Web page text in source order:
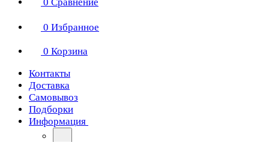
0 Избранное
0 Корзина
Контакты
Доставка
Самовывоз
Подборки
Информация